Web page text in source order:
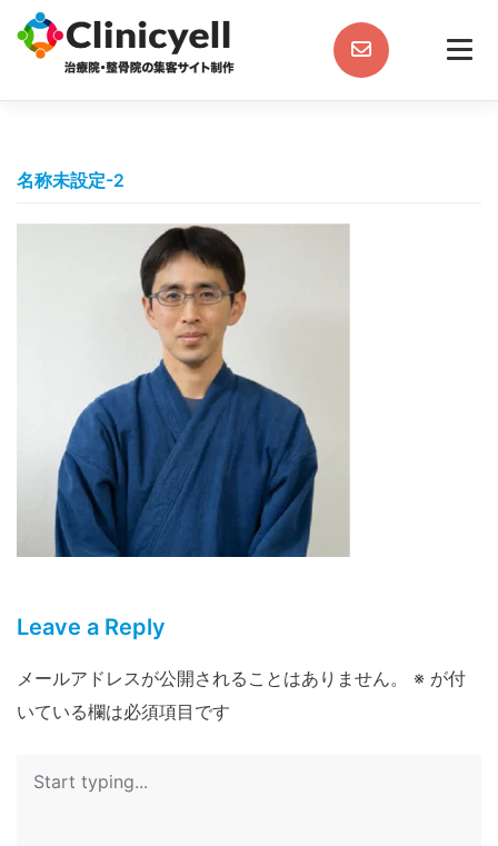
content
名称未設定-2
Leave a Reply
メールアドレスが公開されることはありません。 ※ が付
いている欄は必須項目です